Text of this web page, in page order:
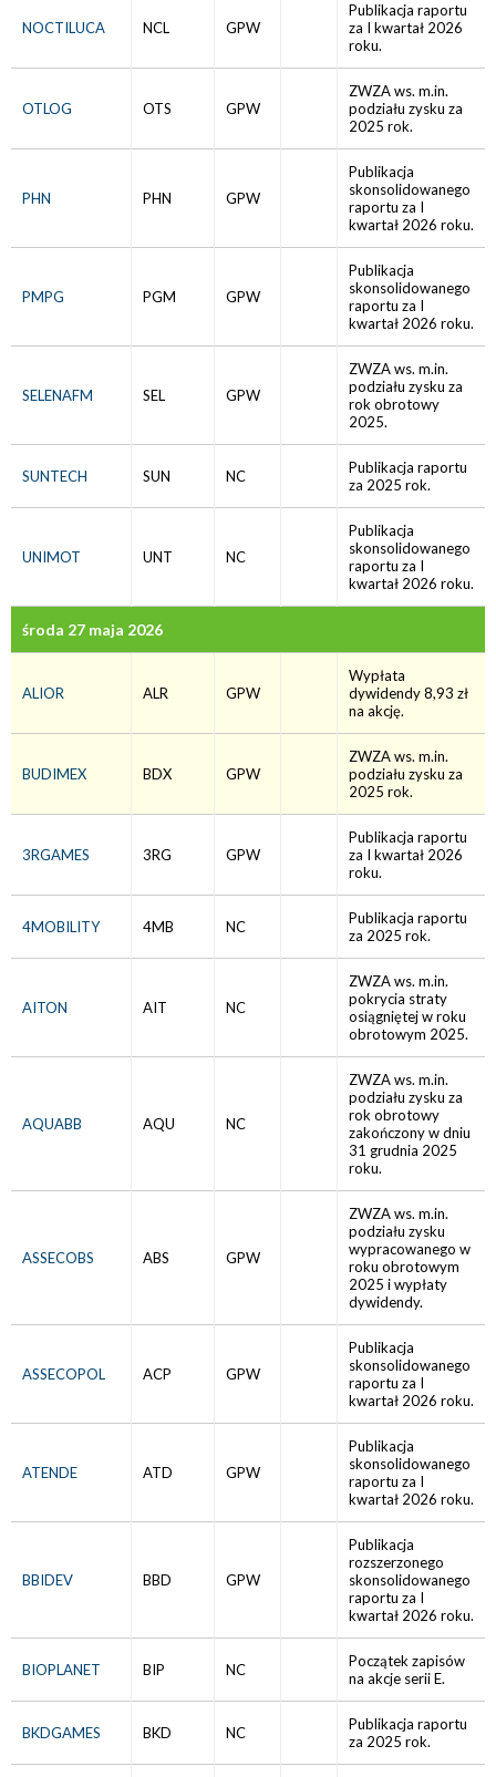
NOCTILUCA NCL GPW
Publikacja raportu
za I kwartał 2026
roku.
OTLOG OTS GPW
ZWZA ws. m.in.
podziału zysku za
2025 rok.
PHN PHN GPW
Publikacja
skonsolidowanego
raportu za I
kwartał 2026 roku.
PMPG PGM GPW
Publikacja
skonsolidowanego
raportu za I
kwartał 2026 roku.
SELENAFM SEL GPW
ZWZA ws. m.in.
podziału zysku za
rok obrotowy
2025.
SUNTECH SUN NC
Publikacja raportu
za 2025 rok.
UNIMOT UNT NC
Publikacja
skonsolidowanego
raportu za I
kwartał 2026 roku.
środa 27 maja 2026
ALIOR ALR GPW
Wypłata
dywidendy 8,93 zł
na akcję.
BUDIMEX BDX GPW
ZWZA ws. m.in.
podziału zysku za
2025 rok.
3RGAMES 3RG GPW
Publikacja raportu
za I kwartał 2026
roku.
4MOBILITY 4MB NC
Publikacja raportu
za 2025 rok.
AITON AIT NC
ZWZA ws. m.in.
pokrycia straty
osiągniętej w roku
obrotowym 2025.
AQUABB AQU NC
ZWZA ws. m.in.
podziału zysku za
rok obrotowy
zakończony w dniu
31 grudnia 2025
roku.
ASSECOBS ABS GPW
ZWZA ws. m.in.
podziału zysku
wypracowanego w
roku obrotowym
2025 i wypłaty
dywidendy.
ASSECOPOL ACP GPW
Publikacja
skonsolidowanego
raportu za I
kwartał 2026 roku.
ATENDE ATD GPW
Publikacja
skonsolidowanego
raportu za I
kwartał 2026 roku.
BBIDEV BBD GPW
Publikacja
rozszerzonego
skonsolidowanego
raportu za I
kwartał 2026 roku.
BIOPLANET BIP NC
Początek zapisów
na akcje serii E.
BKDGAMES BKD NC
Publikacja raportu
za 2025 rok.